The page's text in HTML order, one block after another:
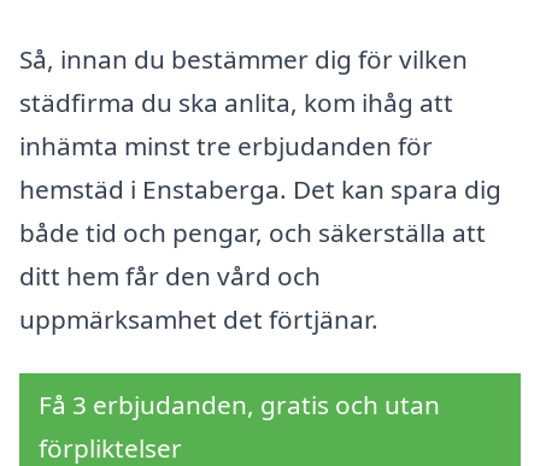
Så, innan du bestämmer dig för vilken
städfirma du ska anlita, kom ihåg att
inhämta minst tre erbjudanden för
hemstäd i Enstaberga. Det kan spara dig
både tid och pengar, och säkerställa att
ditt hem får den vård och
uppmärksamhet det förtjänar.
Få 3 erbjudanden, gratis och utan
förpliktelser